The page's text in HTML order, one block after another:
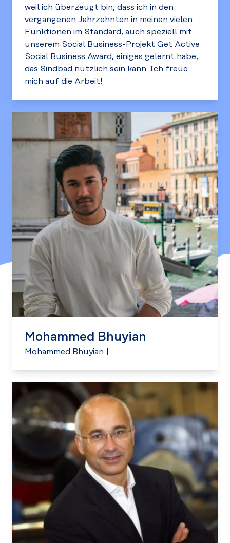
weil ich überzeugt bin, dass ich in den
vergangenen Jahrzehnten in meinen vielen
Funktionen im Standard, auch speziell mit
unserem Social Business-Projekt Get Active
Social Business Award, einiges gelernt habe,
das Sindbad nützlich sein kann. Ich freue
mich auf die Arbeit!
Mohammed Bhuyian
Mohammed Bhuyian